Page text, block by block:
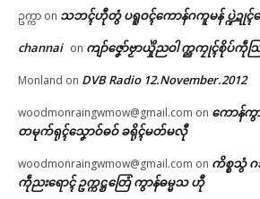
ဥက္ကာ on သဘၚ်ဟီုတွံ ပရူဝၚ်ကောန်ဂကူမန် ပ္ဍဲဍုၚ်
channai on ကျာ်ဇၞော်ဗၟာယှိုဲညဝါ က္ညကၠုၚ်စိုပ်ကဵုသြ
Monland on DVB Radio 12.November.2012
woodmonraingwmow@gmail.com on ကောန်ကွ
တမုက်ရုၚ်သၞောဝ်ဓဝ် ခရိုၚ်မတ်မလီု
woodmonraingwmow@gmail.com on ကိစ္စသွံ
ကဵုညးရောၚ် ဥက္ကဋ္ဌတြေံ ကွာန်ဓမ္မသ ဟီု